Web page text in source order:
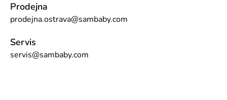
Prodejna
prodejna.ostrava@sambaby.com
Servis
servis@sambaby.com